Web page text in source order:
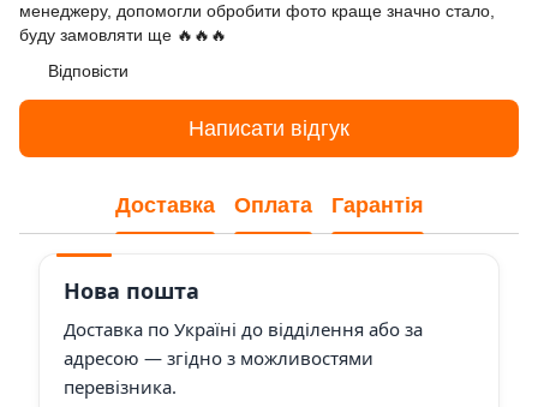
менеджеру, допомогли обробити фото краще значно стало,
буду замовляти ще 🔥🔥🔥
Відповісти
Написати відгук
Доставка Оплата Гарантія
Нова пошта
Доставка по Україні до відділення або за
адресою — згідно з можливостями
перевізника.